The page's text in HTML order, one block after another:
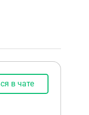
в чате